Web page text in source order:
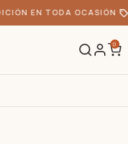
EN TODA OCASIÓN
0